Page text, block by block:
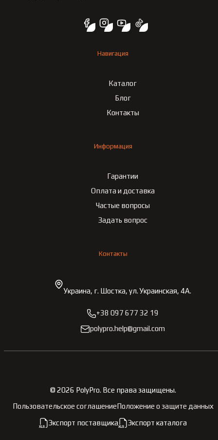
Навигация
Каталог
Блог
Контакты
Информация
Гарантии
Оплата и доставка
Частые вопросы
Задать вопрос
Контакты
Украина, г. Шостка, ул. Украинская, 4А.
+38 097 677 32 19
polypro.help@gmail.com
© 2026 PolyPro. Все права защищены.
Пользовательское соглашениеПоложение о защите данных
Экспорт поставщика Экспорт каталога